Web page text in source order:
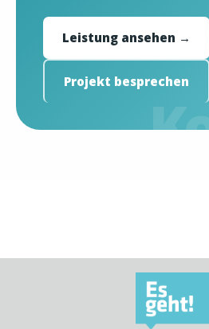
Leistung ansehen →
Projekt besprechen